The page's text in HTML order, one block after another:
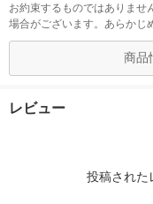
お約束するものではありませ
場合がございます。あらかじ
商品
レビュー
投稿された